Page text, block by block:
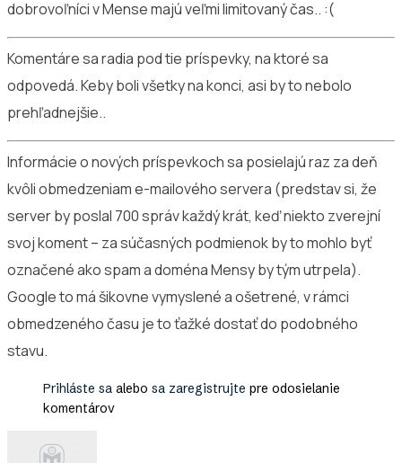
dobrovoľníci v Mense majú veľmi limitovaný čas.. :(
Komentáre sa radia pod tie príspevky, na ktoré sa
odpovedá. Keby boli všetky na konci, asi by to nebolo
prehľadnejšie..
Informácie o nových príspevkoch sa posielajú raz za deň
kvôli obmedzeniam e-mailového servera (predstav si, že
server by poslal 700 správ každý krát, keď niekto zverejní
svoj koment – za súčasných podmienok by to mohlo byť
označené ako spam a doména Mensy by tým utrpela).
Google to má šikovne vymyslené a ošetrené, v rámci
obmedzeného času je to ťažké dostať do podobného
stavu.
Prihláste sa alebo sa zaregistrujte pre odosielanie
komentárov